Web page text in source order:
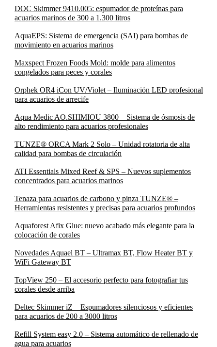
DOC Skimmer 9410.005: espumador de proteínas para
acuarios marinos de 300 a 1.300 litros
AquaEPS: Sistema de emergencia (SAI) para bombas de
movimiento en acuarios marinos
Maxspect Frozen Foods Mold: molde para alimentos
congelados para peces y corales
Orphek OR4 iCon UV/Violet – Iluminación LED profesional
para acuarios de arrecife
Aqua Medic AO.SHIMIOU 3800 – Sistema de ósmosis de
alto rendimiento para acuarios profesionales
TUNZE® ORCA Mark 2 Solo – Unidad rotatoria de alta
calidad para bombas de circulación
ATI Essentials Mixed Reef & SPS – Nuevos suplementos
concentrados para acuarios marinos
Tenaza para acuarios de carbono y pinza TUNZE® –
Herramientas resistentes y precisas para acuarios profundos
Aquaforest Afix Glue: nuevo acabado más elegante para la
colocación de corales
Novedades Aquael BT – Ultramax BT, Flow Heater BT y
WiFi Gateway BT
TopView 250 – El accesorio perfecto para fotografiar tus
corales desde arriba
Deltec Skimmer iZ – Espumadores silenciosos y eficientes
para acuarios de 200 a 3000 litros
Refill System easy 2.0 – Sistema automático de rellenado de
agua para acuarios